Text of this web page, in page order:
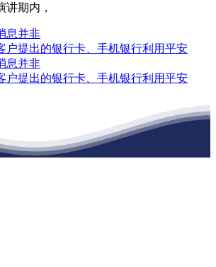
讲期内，
息并非
户提出的银行卡、手机银行利用平安
息并非
户提出的银行卡、手机银行利用平安